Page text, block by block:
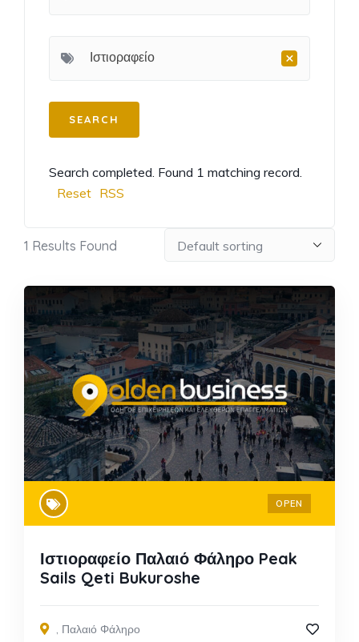
×
Ιστιοραφείο
Search completed. Found 1 matching record.
Reset RSS
1 Results Found
OPEN
Ιστιοραφείο Παλαιό Φάληρο Peak
Sails Qeti Bukuroshe
, Παλαιό Φάληρο